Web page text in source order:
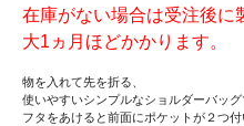
在庫がない場合は受注後に
大1ヵ月ほどかかります。
物を入れて先を折る、
使いやすいシンプルなショルダーバッグ
フタをあけると前面にポケットが２つ付